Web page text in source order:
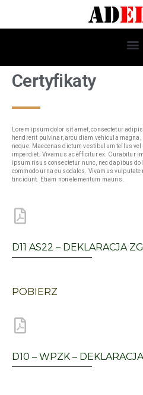
Certyfikaty
Lorem ipsum dolor sit amet, consectetur
hendrerit pulvinar, arcu diam vehicula
neque. Maecenas dictum vestibulum tellus
imperdiet. Vivamus ac efficitur ex. Curabitur
ipsum risus consectetur nunc, nec dapibus
commodo urna eu sodales. Vivamus
tincidunt. Etiam non elementum mauris.
D11 AS22 – DEKLARACJA
POBIERZ
D10 – WPZK –